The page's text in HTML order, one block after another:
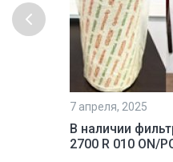
7 апреля, 2025
В наличии
2700 R 010 ON/